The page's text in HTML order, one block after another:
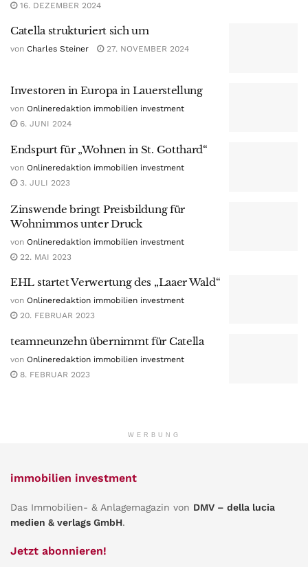
16. DEZEMBER 2024
Catella strukturiert sich um
von Charles Steiner 27. NOVEMBER 2024
Investoren in Europa in Lauerstellung
von Onlineredaktion immobilien investment
6. JUNI 2024
Endspurt für „Wohnen in St. Gotthard“
von Onlineredaktion immobilien investment
3. JULI 2023
Zinswende bringt Preisbildung für
Wohnimmos unter Druck
von Onlineredaktion immobilien investment
22. MAI 2023
EHL startet Verwertung des „Laaer Wald“
von Onlineredaktion immobilien investment
20. FEBRUAR 2023
teamneunzehn übernimmt für Catella
von Onlineredaktion immobilien investment
8. FEBRUAR 2023
WERBUNG
immobilien investment
Das Immobilien- & Anlagemagazin von DMV – della lucia
medien & verlags GmbH.
Jetzt abonnieren!